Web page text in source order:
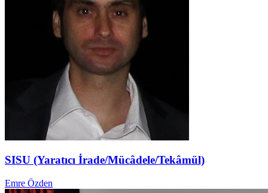
SISU (Yaratıcı İrade/Mücâdele/Tekâmül)
Emre Özden